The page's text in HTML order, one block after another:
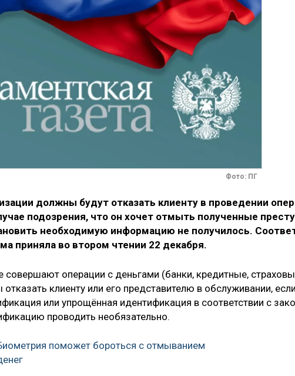
Фото: ПГ
должны будут отказать клиенту в проведении
подозрения, что он хочет отмыть полученные
необходимую информацию не получилось.
приняла во втором чтении 22 декабря.
совершают операции с деньгами (банки, кредитные,
клиенту или его представителю в обслуживании,
или упрощённая идентификация в соответствии с
проводить необязательно.
поможет бороться с отмыванием